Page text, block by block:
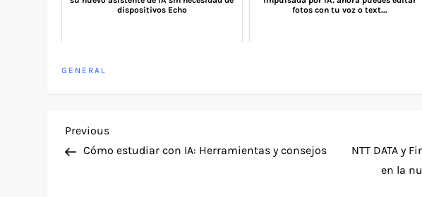
dispositivos Echo
fotos con tu voz o text...
GENERAL
P
Previous
Post
Previous
Cómo estudiar con IA: Herramientas y consejos
NTT DATA y
en la